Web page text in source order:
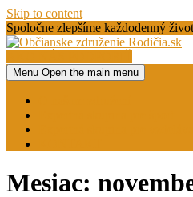
Skip to content
Spoločne zlepšíme každodenný
Občianske
Menu Open the main menu
Mesiac: